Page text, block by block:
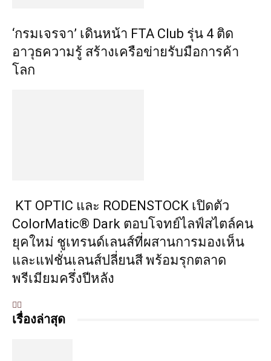
‘กรมเจรจา’ เดินหน้า FTA Club รุ่น 4 ติด
อาวุธความรู้ สร้างเครือข่ายรับมือการค้า
โลก
KT OPTIC และ RODENSTOCK เปิดตัว
ColorMatic® Dark ตอบโจทย์ไลฟ์สไตล์คน
ยุคใหม่ ชูเทรนด์เลนส์ที่ผสานการมองเห็น
และแฟชั่นเลนส์ปลี่ยนสี พร้อมรุกตลาด
พรีเมียมครึ่งปีหลัง
เรื่องล่าสุด